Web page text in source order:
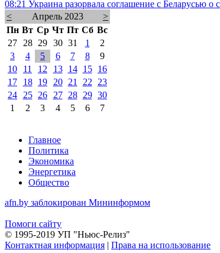
08:21 Украина разорвала соглашение с Беларусью о
<
Апрель 2023
>
Пн Вт Ср Чт Пт Сб Вс
27
28 29 30 31 1
2
3
4 5 6 7 8
9
10
11 12 13 14 15
16
17
18 19 20 21 22
23
24
25 26 27 28 29 30
1
2 3 4 5 6 7
Главное
Политика
Экономика
Энергетика
Общество
afn.by заблокирован Мининформом
Помоги сайту
© 1995-2019 УП "Ньюс-Релиз"
Контактная информация | Права на использование